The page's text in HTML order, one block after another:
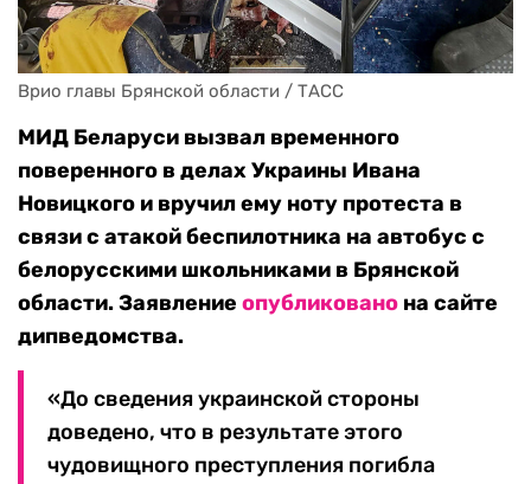
Врио главы Брянской области / ТАСС
МИД Беларуси вызвал временного
поверенного в делах Украины Ивана
Новицкого и вручил ему ноту протеста в
связи с атакой беспилотника на автобус с
белорусскими школьниками в Брянской
области. Заявление опубликовано на сайте
дипведомства.
«До сведения украинской стороны
доведено, что в результате этого
чудовищного преступления погибла